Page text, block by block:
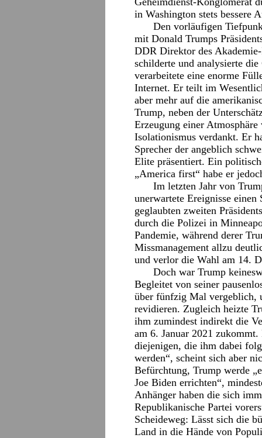
in Washington stets bessere
Den vorläufigen
mit Donald Trumps
DDR Direktor des
schilderte und analysierte die
verarbeitete eine enorme
Internet. Er teilt im
aber mehr auf die
Trump, neben der
Erzeugung einer
Isolationismus verdankt. Er
Sprecher der angeblich
Elite präsentiert. Ein
„America first“ habe er
Im letzten Jahr von
unerwartete Ereignisse
geglaubten zweiten
durch die Polizei in
Pandemie, während derer
Missmanagement allzu
und verlor die Wahl am 14.
Doch war Trump
Begleitet von seiner
über fünfzig Mal vergeblich,
revidieren. Zugleich heizte
ihm zumindest indirekt die
am 6. Januar 2021
diejenigen, die ihm dabei
werden“, scheint sich aber
Befürchtung, Trump werde
Joe Biden errichten“,
Anhänger haben die sich
Republikanische Partei
Scheideweg: Lässt sich die
Land in die Hände von